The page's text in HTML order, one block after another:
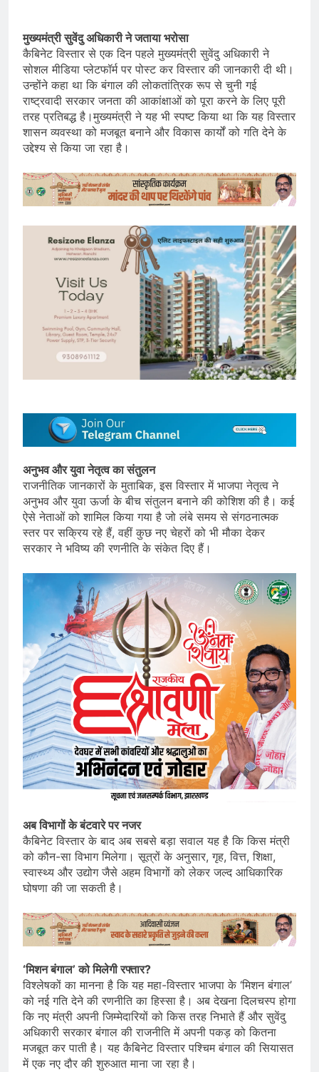
मुख्यमंत्री सुवेंदु अधिकारी ने जताया भरोसा
कैबिनेट विस्तार से एक दिन पहले मुख्यमंत्री सुवेंदु अधिकारी ने
सोशल मीडिया प्लेटफॉर्म पर पोस्ट कर विस्तार की जानकारी दी थी।
उन्होंने कहा था कि बंगाल की लोकतांत्रिक रूप से चुनी गई
राष्ट्रवादी सरकार जनता की आकांक्षाओं को पूरा करने के लिए पूरी
तरह प्रतिबद्ध है।मुख्यमंत्री ने यह भी स्पष्ट किया था कि यह विस्तार
शासन व्यवस्था को मजबूत बनाने और विकास कार्यों को गति देने के
उद्देश्य से किया जा रहा है।
अनुभव और युवा नेतृत्व का संतुलन
राजनीतिक जानकारों के मुताबिक, इस विस्तार में भाजपा नेतृत्व ने
अनुभव और युवा ऊर्जा के बीच संतुलन बनाने की कोशिश की है। कई
ऐसे नेताओं को शामिल किया गया है जो लंबे समय से संगठनात्मक
स्तर पर सक्रिय रहे हैं, वहीं कुछ नए चेहरों को भी मौका देकर
सरकार ने भविष्य की रणनीति के संकेत दिए हैं।
अब विभागों के बंटवारे पर नजर
कैबिनेट विस्तार के बाद अब सबसे बड़ा सवाल यह है कि किस मंत्री
को कौन-सा विभाग मिलेगा। सूत्रों के अनुसार, गृह, वित्त, शिक्षा,
स्वास्थ्य और उद्योग जैसे अहम विभागों को लेकर जल्द आधिकारिक
घोषणा की जा सकती है।
‘मिशन बंगाल’ को मिलेगी रफ्तार?
विश्लेषकों का मानना है कि यह महा-विस्तार भाजपा के ‘मिशन बंगाल’
को नई गति देने की रणनीति का हिस्सा है। अब देखना दिलचस्प होगा
कि नए मंत्री अपनी जिम्मेदारियों को किस तरह निभाते हैं और सुवेंदु
अधिकारी सरकार बंगाल की राजनीति में अपनी पकड़ को कितना
मजबूत कर पाती है। यह कैबिनेट विस्तार पश्चिम बंगाल की सियासत
में एक नए दौर की शुरुआत माना जा रहा है।